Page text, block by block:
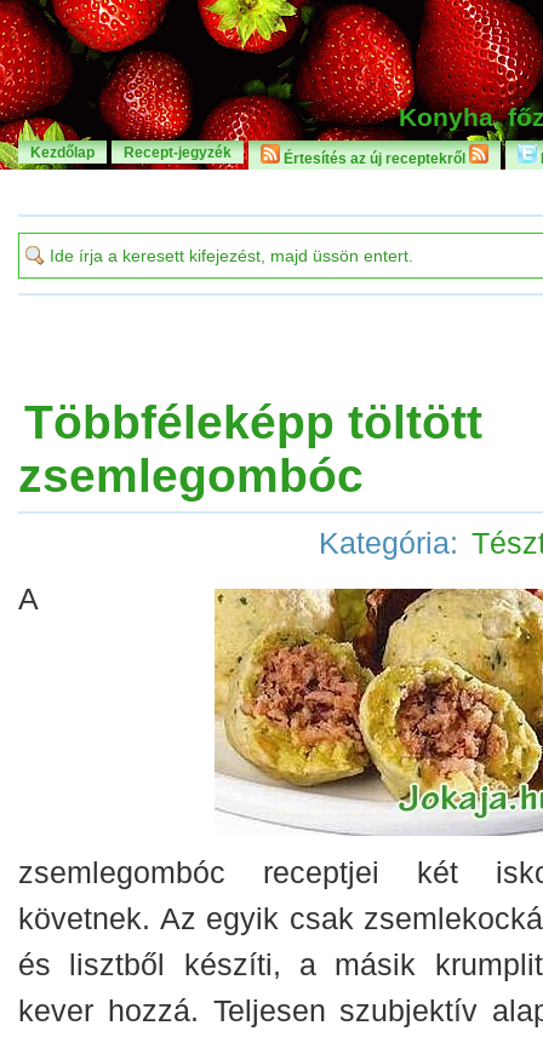
Konyha,
Kezdőlap Recept-jegyzék Értesítés az új receptekről
Többféleképp töltött
zsemlegombóc
Kategória:
A
zsemlegombóc receptjei két
követnek. Az egyik csak
és lisztből készíti, a másik
kever hozzá. Teljesen szubjektív